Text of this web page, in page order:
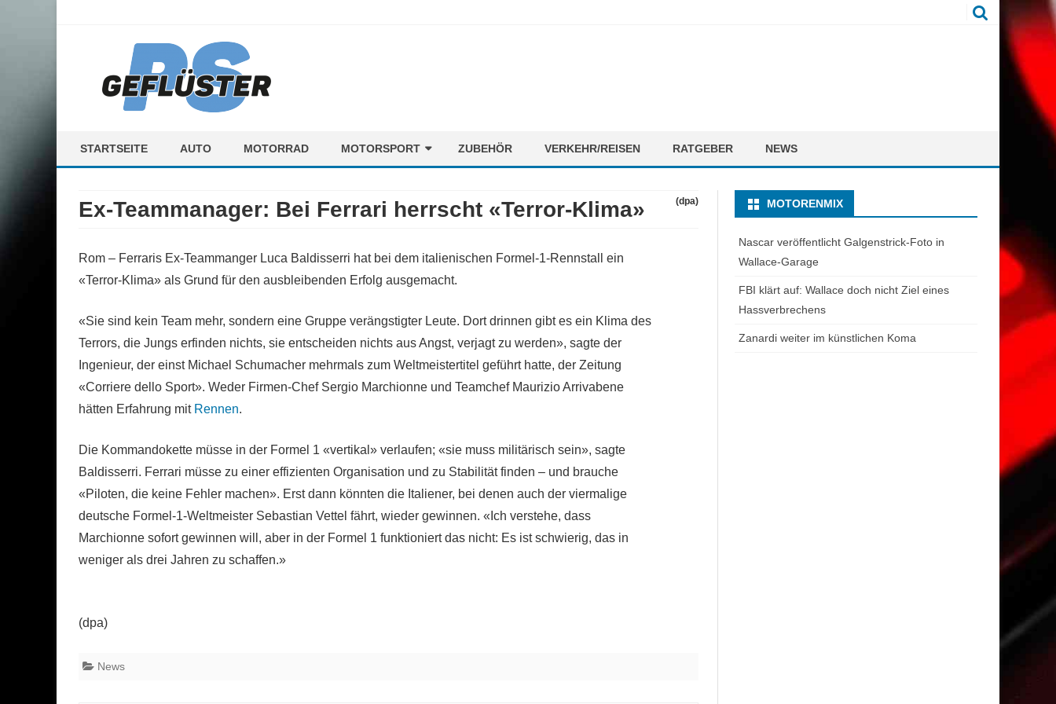
STARTSEITE AUTO MOTORRAD MOTORSPORT
FAHRER
MOTORENMIX
ZUBEHÖR VERKEHR/REISEN RATGEBER NEWS
Ex-Teammanager: Bei Ferrari herrscht «Terror-Klima» (dpa)
Rom – Ferraris Ex-Teammanger Luca Baldisserri hat bei dem italienischen Formel-1-Rennstall ein
«Terror-Klima» als Grund für den ausbleibenden Erfolg ausgemacht.
«Sie sind kein Team mehr, sondern eine Gruppe verängstigter Leute. Dort drinnen gibt es ein Klima des
Terrors, die Jungs erfinden nichts, sie entscheiden nichts aus Angst, verjagt zu werden», sagte der
Ingenieur, der einst Michael Schumacher mehrmals zum Weltmeistertitel geführt hatte, der Zeitung
«Corriere dello Sport». Weder Firmen-Chef Sergio Marchionne und Teamchef Maurizio Arrivabene
hätten Erfahrung mit Rennen.
Die Kommandokette müsse in der Formel 1 «vertikal» verlaufen; «sie muss militärisch sein», sagte
Baldisserri. Ferrari müsse zu einer effizienten Organisation und zu Stabilität finden – und brauche
«Piloten, die keine Fehler machen». Erst dann könnten die Italiener, bei denen auch der viermalige
deutsche Formel-1-Weltmeister Sebastian Vettel fährt, wieder gewinnen. «Ich verstehe, dass
Marchionne sofort gewinnen will, aber in der Formel 1 funktioniert das nicht: Es ist schwierig, das in
weniger als drei Jahren zu schaffen.»
(dpa)
News
MOTORENMIX
Nascar veröffentlicht Galgenstrick-Foto in
Wallace-Garage
FBI klärt auf: Wallace doch nicht Ziel eines
Hassverbrechens
Zanardi weiter im künstlichen Koma